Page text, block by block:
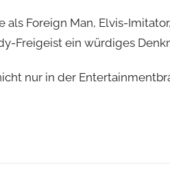
Foreign Man, Elvis-
Freigeist ein würdiges
nur in der